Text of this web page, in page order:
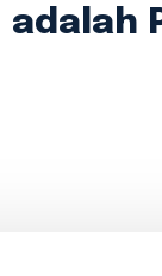
adalah